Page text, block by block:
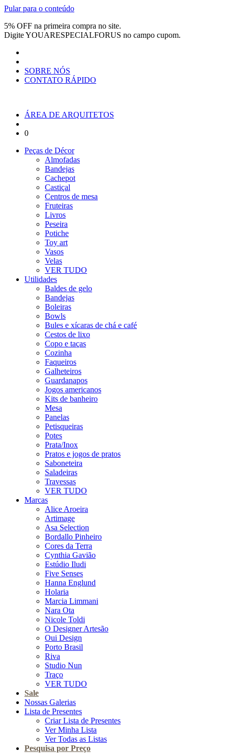
Pular para o conteúdo
5% OFF na primeira compra no site.
DigiteYOUARESPECIALFORUS no campo cupom.
SOBRE NÓS
CONTATO RÁPIDO
ÁREA DE ARQUITETOS
0
Peças de Décor
Almofadas
Bandejas
Cachepot
Castiçal
Centros de mesa
Fruteiras
Livros
Peseira
Potiche
Toy art
Vasos
Velas
VER TUDO
Utilidades
Baldes de gelo
Bandejas
Boleiras
Bowls
Bules e xícaras de chá e café
Cestos de lixo
Copo e taças
Cozinha
Faqueiros
Galheteiros
Guardanapos
Jogos americanos
Kits de banheiro
Mesa
Panelas
Petisqueiras
Potes
Prata/Inox
Pratos e jogos de pratos
Saboneteira
Saladeiras
Travessas
VER TUDO
Marcas
Alice Aroeira
Artimage
Asa Selection
Bordallo Pinheiro
Cores da Terra
Cynthia Gavião
Estúdio Iludi
Five Senses
Hanna Englund
Holaria
Marcia Limmani
Nara Ota
Nicole Toldi
O Designer Artesão
Oui Design
Porto Brasil
Riva
Studio Nun
Traço
VER TUDO
Sale
Nossas Galerias
Lista de Presentes
Criar Lista de Presentes
Ver Minha Lista
Ver Todas as Listas
Pesquisa por Preço